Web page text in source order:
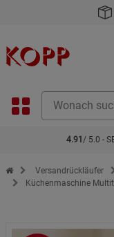
4.91 / 5.0 -
Zur Startseite des Kopp
Versandrückläufer
Küchenmaschine